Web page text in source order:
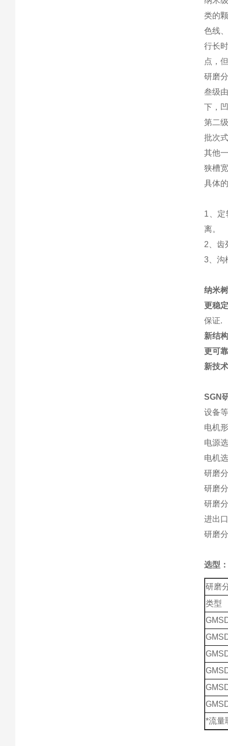
类的
色线
行长
点，
研磨
叁级
下，
第二
批次
其他
狭槽
具体
1、定
离。
2、齿
3、沟
纳米
更稳
保证.
新结
更可
新技
SGN
设备
电机
电源
电机
研磨
研磨
研磨
进出
研磨
选型
研磨
类型
*流量